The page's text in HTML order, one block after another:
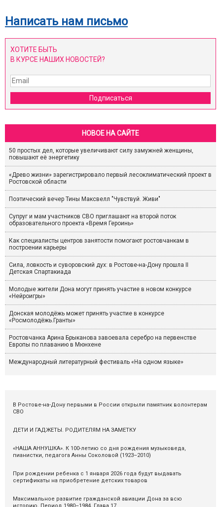
Написать нам письмо
ХОТИТЕ БЫТЬ
В КУРСЕ НАШИХ НОВОСТЕЙ?
Подписаться
НОВОЕ НА САЙТЕ
50 простых дел, которые увеличивают силу замужней женщины,
повышают её энергетику
«Древо жизни» зарегистрировало первый лесоклиматический проект в
Ростовской области
Поэтический вечер Тины Максвелл "Чувствуй. Живи"
Супруг и мам участников СВО приглашают на второй поток
образовательного проекта «Время Героинь»
Как специалисты центров занятости помогают ростовчанкам в
построении карьеры
Сила, ловкость и суворовский дух: в Ростове-на-Дону прошла II
Детская Спартакиада
Молодые жители Дона могут принять участие в новом конкурсе
«Нейроигры»
Донская молодёжь может принять участие в конкурсе
«Росмолодёжь.Гранты»
Ростовчанка Арина Брыканова завоевала серебро на первенстве
Европы по плаванию в Мюнхене
Международный литературный фестиваль «На одном языке»
В Ростове-на-Дону первыми в России открыли памятник волонтерам
СВО
ДЕТИ И ГАДЖЕТЫ. РОДИТЕЛЯМ НА ЗАМЕТКУ
«НАША АННУШКА». К 100-летию со дня рождения музыковеда,
пианистки, педагога Анны Соколовой (1923–2010)
При рождении ребенка с 1 января 2026 года будут выдавать
сертификаты на приобретение детских товаров
Максимальное развитие гражданской авиации Дона за всю
историю. Период 1980–1984. Глава 17